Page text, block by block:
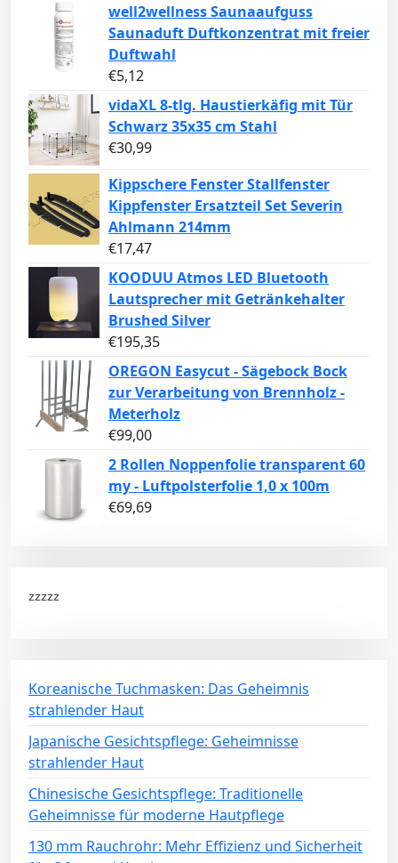
well2wellness Saunaaufguss
Saunaduft Duftkonzentrat mit freier
Duftwahl
€5,12
vidaXL 8-tlg. Haustierkäfig mit Tür
Schwarz 35x35 cm Stahl
€30,99
Kippschere Fenster Stallfenster
Kippfenster Ersatzteil Set Severin
Ahlmann 214mm
€17,47
KOODUU Atmos LED Bluetooth
Lautsprecher mit Getränkehalter
Brushed Silver
€195,35
OREGON Easycut - Sägebock Bock
zur Verarbeitung von Brennholz -
Meterholz
€99,00
2 Rollen Noppenfolie transparent 60
my - Luftpolsterfolie 1,0 x 100m
€69,69
zzzzz
Koreanische Tuchmasken: Das Geheimnis
strahlender Haut
Japanische Gesichtspflege: Geheimnisse
strahlender Haut
Chinesische Gesichtspflege: Traditionelle
Geheimnisse für moderne Hautpflege
130 mm Rauchrohr: Mehr Effizienz und Sicherheit